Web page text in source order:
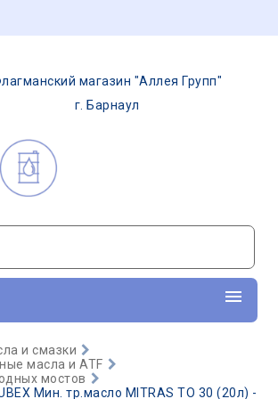
магазин "Аллея Групп"
г. Барнаул
и смазки
масла и ATF
мостов
Мин. тр.масло MITRAS TO 30 (20л) -